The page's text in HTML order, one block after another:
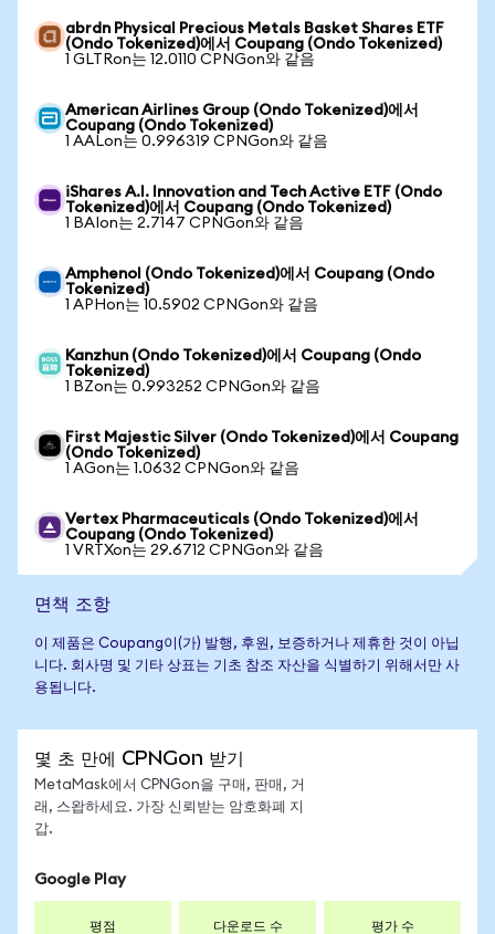
abrdn Physical Precious Metals Basket Shares ETF
(Ondo Tokenized)에서 Coupang (Ondo Tokenized)
1 GLTRon는 12.0110 CPNGon와 같음
American Airlines Group (Ondo Tokenized)에서
Coupang (Ondo Tokenized)
1 AALon는 0.996319 CPNGon와 같음
iShares A.I. Innovation and Tech Active ETF (Ondo
Tokenized)에서 Coupang (Ondo Tokenized)
1 BAIon는 2.7147 CPNGon와 같음
Amphenol (Ondo Tokenized)에서 Coupang (Ondo
Tokenized)
1 APHon는 10.5902 CPNGon와 같음
Kanzhun (Ondo Tokenized)에서 Coupang (Ondo
Tokenized)
1 BZon는 0.993252 CPNGon와 같음
First Majestic Silver (Ondo Tokenized)에서 Coupang
(Ondo Tokenized)
1 AGon는 1.0632 CPNGon와 같음
Vertex Pharmaceuticals (Ondo Tokenized)에서
Coupang (Ondo Tokenized)
1 VRTXon는 29.6712 CPNGon와 같음
면책 조항
이 제품은 Coupang이(가) 발행, 후원, 보증하거나 제휴한 것이 아닙
니다. 회사명 및 기타 상표는 기초 참조 자산을 식별하기 위해서만 사
용됩니다.
몇 초 만에 CPNGon 받기
MetaMask에서 CPNGon을 구매, 판매, 거
래, 스왑하세요. 가장 신뢰받는 암호화폐 지
갑.
Google Play
평점 다운로드 수 평가 수